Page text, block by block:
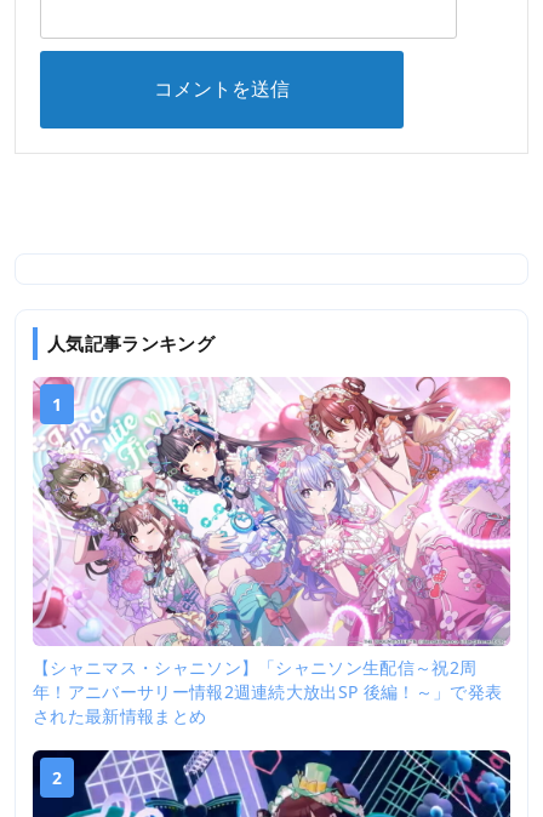
人気記事ランキング
1
【シャニマス・シャニソン】「シャニソン生配信～祝2周
年！アニバーサリー情報2週連続大放出SP 後編！～」で発表
された最新情報まとめ
2